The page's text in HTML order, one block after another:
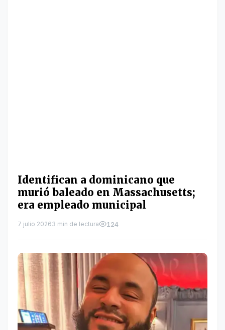
Identifican a dominicano que
murió baleado en Massachusetts;
era empleado municipal
7 julio 20263 min de lectura 124